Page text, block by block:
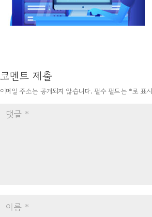
코멘트 제출
이메일 주소는 공개되지 않습니다. 필수 필드는 *로 표